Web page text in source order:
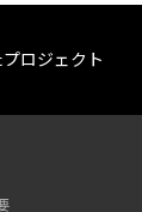
ロジェクト